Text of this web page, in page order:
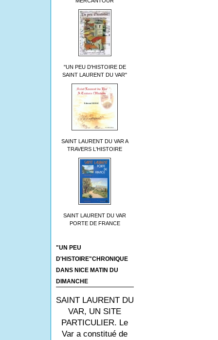
"UN PEU D'HISTOIRE DE
SAINT LAURENT DU VAR"
SAINT LAURENT DU VAR A
TRAVERS L'HISTOIRE
SAINT LAURENT DU VAR
PORTE DE FRANCE
"UN PEU
D'HISTOIRE"CHRONIQUE
DANS NICE MATIN DU
DIMANCHE
SAINT LAURENT DU
VAR, UN SITE
PARTICULIER. Le
Var a constitué de